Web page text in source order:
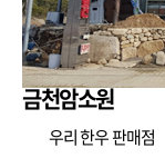
금천암소원
우리 한우 판매점